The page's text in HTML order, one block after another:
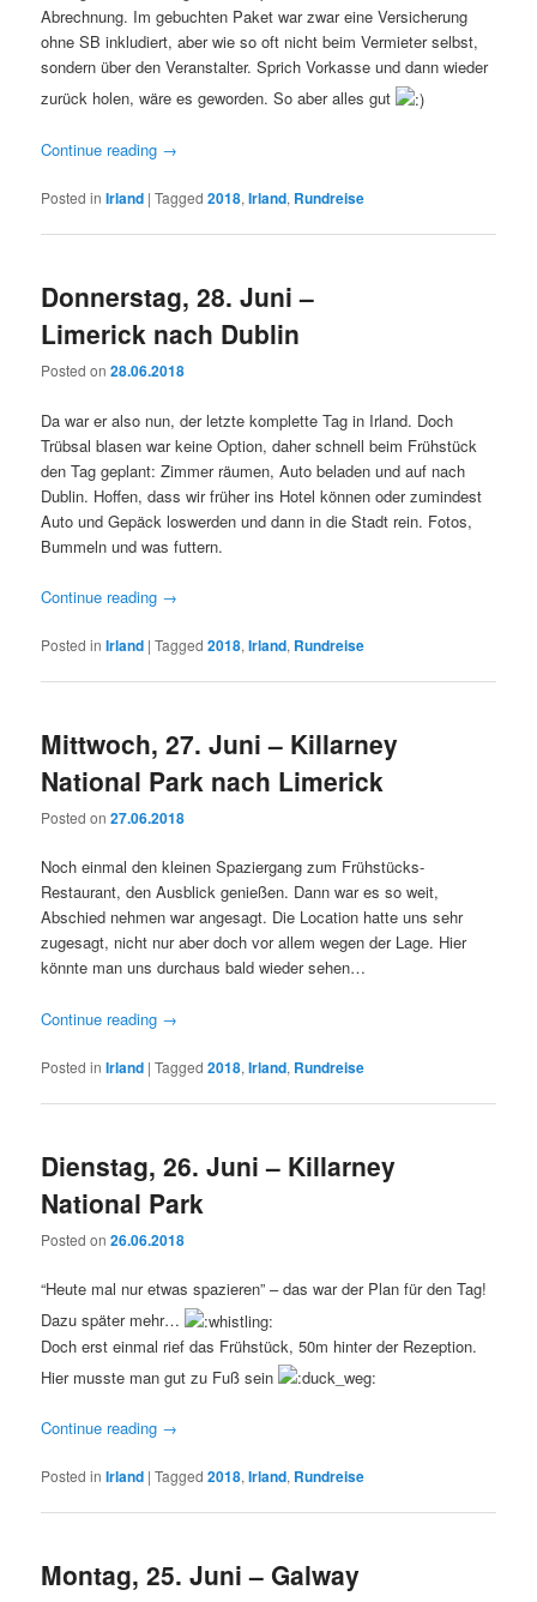
Abrechnung. Im gebuchten Paket war zwar eine Versicherung
ohne SB inkludiert, aber wie so oft nicht beim Vermieter selbst,
sondern über den Veranstalter. Sprich Vorkasse und dann wieder
zurück holen, wäre es geworden. So aber alles gut
Continue reading →
Posted in Irland |Tagged 2018,Irland, Rundreise
Donnerstag, 28. Juni –
Limerick nach Dublin
Posted on28.06.2018
Da war er also nun, der letzte komplette Tag in Irland. Doch
Trübsal blasen war keine Option, daher schnell beim Frühstück
den Tag geplant: Zimmer räumen, Auto beladen und auf nach
Dublin. Hoffen, dass wir früher ins Hotel können oder zumindest
Auto und Gepäck loswerden und dann in die Stadt rein. Fotos,
Bummeln und was futtern.
Continue reading →
Posted in Irland |Tagged 2018,Irland, Rundreise
Mittwoch, 27. Juni – Killarney
National Park nach Limerick
Posted on27.06.2018
Noch einmal den kleinen Spaziergang zum Frühstücks-
Restaurant, den Ausblick genießen. Dann war es so weit,
Abschied nehmen war angesagt. Die Location hatte uns sehr
zugesagt, nicht nur aber doch vor allem wegen der Lage. Hier
könnte man uns durchaus bald wieder sehen…
Continue reading →
Posted in Irland |Tagged 2018,Irland, Rundreise
Dienstag, 26. Juni – Killarney
National Park
Posted on26.06.2018
“Heute mal nur etwas spazieren” – das war der Plan für den Tag!
Dazu später mehr…
Doch erst einmal rief das Frühstück, 50m hinter der Rezeption.
Hier musste man gut zu Fuß sein
Continue reading →
Posted in Irland |Tagged 2018,Irland, Rundreise
Montag, 25. Juni – Galway